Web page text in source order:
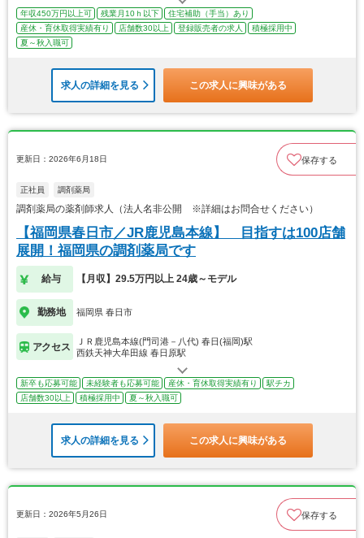
年収450万円以上可 残業月10ｈ以下
住宅補助（手当）あり
産休・育休取得実績有り
店舗数30以上 登録販売者の求人
積極採用中
夏～秋入職可
求人の詳細を見る この求人に興味がある
更新日：2026年6月18日 保存する
正社員 調剤薬局
調剤薬局の薬剤師求人（法人名非公開 ※詳細はお問合せください）
【福岡県春日市／JR鹿児島本線】 目指すは100店舗
展開！福岡県の調剤薬局です
給与 【月収】29.5万円以上 24歳～モデル
勤務地 福岡県 春日市
アクセス
ＪＲ鹿児島本線(門司港－八代) 春日(福岡)駅
西鉄天神大牟田線 春日原駅
新卒も応募可能 未経験者も応募可能 産休・育休取得実績有り
駅チカ
店舗数30以上
積極採用中 夏～秋入職可
求人の詳細を見る この求人に興味がある
更新日：2026年5月26日 保存する